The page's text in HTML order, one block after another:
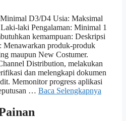
D3/D4 Usia: Maksimal
laki Pengalaman: Minimal 1
kemampuan: Deskripsi
Menawarkan produk-produk
maupun New Costumer.
Distribution, melakukan
dan melengkapi dokumen
Memonitor progress aplikasi
… Baca Selengkapnya